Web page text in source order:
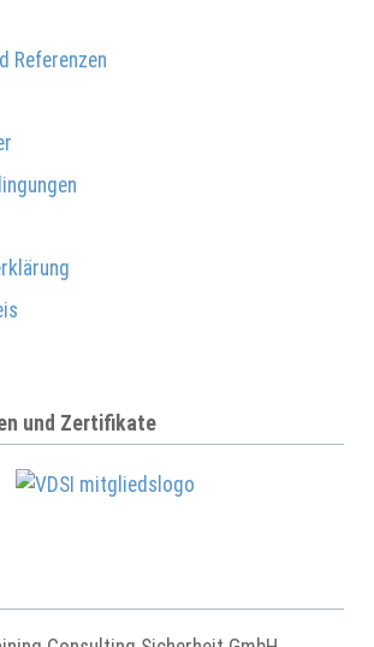
Referenzen
und Zertifikate